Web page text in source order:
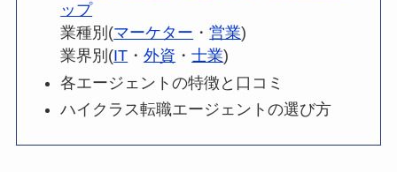
ップ
業種別(マーケター ・営業)
業界別(IT ・外資 ・士業)
各エージェントの特徴と口コミ
ハイクラス転職エージェントの選び方